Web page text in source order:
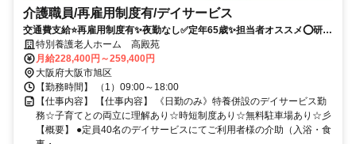
介護職員/再雇用制度有/デイサービス
交通費支給⭐️再雇用制度有✨夜勤なし✅️定年65歳✨担当者オススメ⭕️研修
支援有✨経験者優遇❗️車通勤ＯＫ
特別養護老人ホーム 高殿苑
月給228,400円～259,400円
大阪府大阪市旭区
【勤務時間】 （1）09:00～18:00
【仕事内容】 【仕事内容】 《日勤のみ》特養併設のデイサービス勤
務☆子育てとの両立に理解あり☆時短制度あり☆無料駐車場あり☆彡
【概要】 ●定員40名のデイサービスにてご利用者様の介助（入浴・食